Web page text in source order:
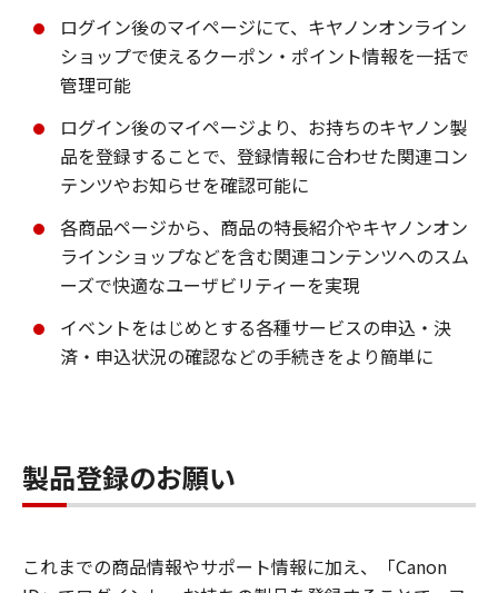
ログイン後のマイページにて、キヤノンオンライン
ショップで使えるクーポン・ポイント情報を一括で
管理可能
ログイン後のマイページより、お持ちのキヤノン製
品を登録することで、登録情報に合わせた関連コン
テンツやお知らせを確認可能に
各商品ページから、商品の特長紹介やキヤノンオン
ラインショップなどを含む関連コンテンツへのスム
ーズで快適なユーザビリティーを実現
イベントをはじめとする各種サービスの申込・決
済・申込状況の確認などの手続きをより簡単に
製品登録のお願い
これまでの商品情報やサポート情報に加え、「Canon